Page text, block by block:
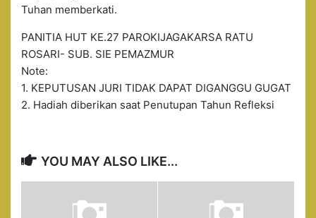
Tuhan memberkati.
PANITIA HUT KE.27 PAROKIJAGAKARSA RATU
ROSARI- SUB. SIE PEMAZMUR
Note:
1. KEPUTUSAN JURI TIDAK DAPAT DIGANGGU GUGAT
2. Hadiah diberikan saat Penutupan Tahun Refleksi
YOU MAY ALSO LIKE...